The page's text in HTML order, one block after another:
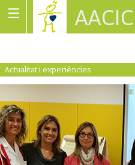
AACIC
Actualitat i experiències